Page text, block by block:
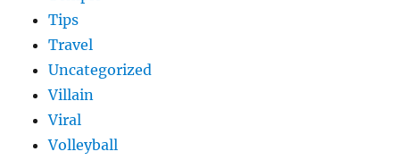
Tips
Travel
Uncategorized
Villain
Viral
Volleyball